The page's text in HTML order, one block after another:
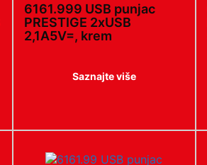
6161.999 USB punjac
PRESTIGE 2xUSB
2,1A5V=, krem
Saznajte više